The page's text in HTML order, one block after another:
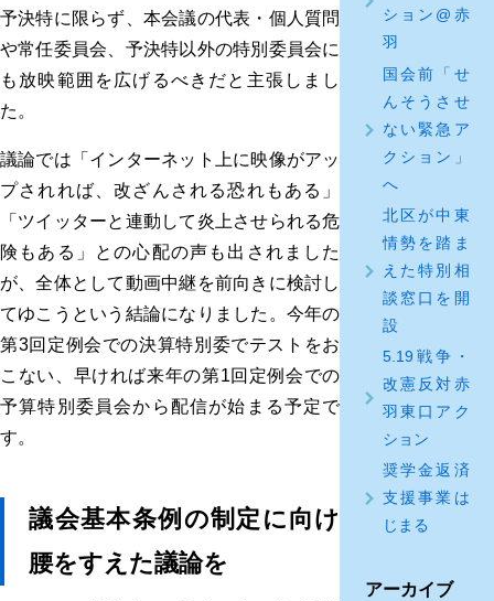
予決特に限らず、本会議の代表・個人質問
や常任委員会、予決特以外の特別委員会に
も放映範囲を広げるべきだと主張しまし
た。
議論では「インターネット上に映像がアッ
プされれば、改ざんされる恐れもある」
「ツイッターと連動して炎上させられる危
険もある」との心配の声も出されました
が、全体として動画中継を前向きに検討し
てゆこうという結論になりました。今年の
第3回定例会での決算特別委でテストをお
こない、早ければ来年の第1回定例会での
予算特別委員会から配信が始まる予定で
す。
議会基本条例の制定に向け
腰をすえた議論を
ション@赤
羽
国会前「せ
んそうさせ
ない緊急ア
クション」
へ
北区が中東
情勢を踏ま
えた特別相
談窓口を開
設
5.19戦争・
改憲反対赤
羽東口アク
ション
奨学金返済
支援事業は
じまる
アーカイブ